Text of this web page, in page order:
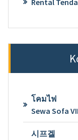
Rental
โคมไฟ
Sewa Sofa
시프겔